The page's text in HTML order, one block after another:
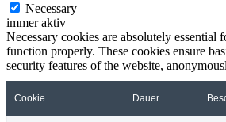
Necessary
immer aktiv
Necessary cookies are absolutely essential
function properly. These cookies ensure
security features of the website,
Cookie Dauer